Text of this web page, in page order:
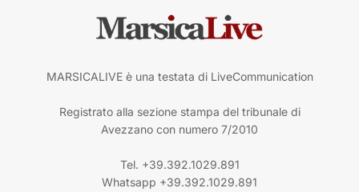
MARSICALIVE è una testata di LiveCommunication
Registrato alla sezione stampa del tribunale di
Avezzano con numero 7/2010
Tel. +39.392.1029.891
Whatsapp +39.392.1029.891